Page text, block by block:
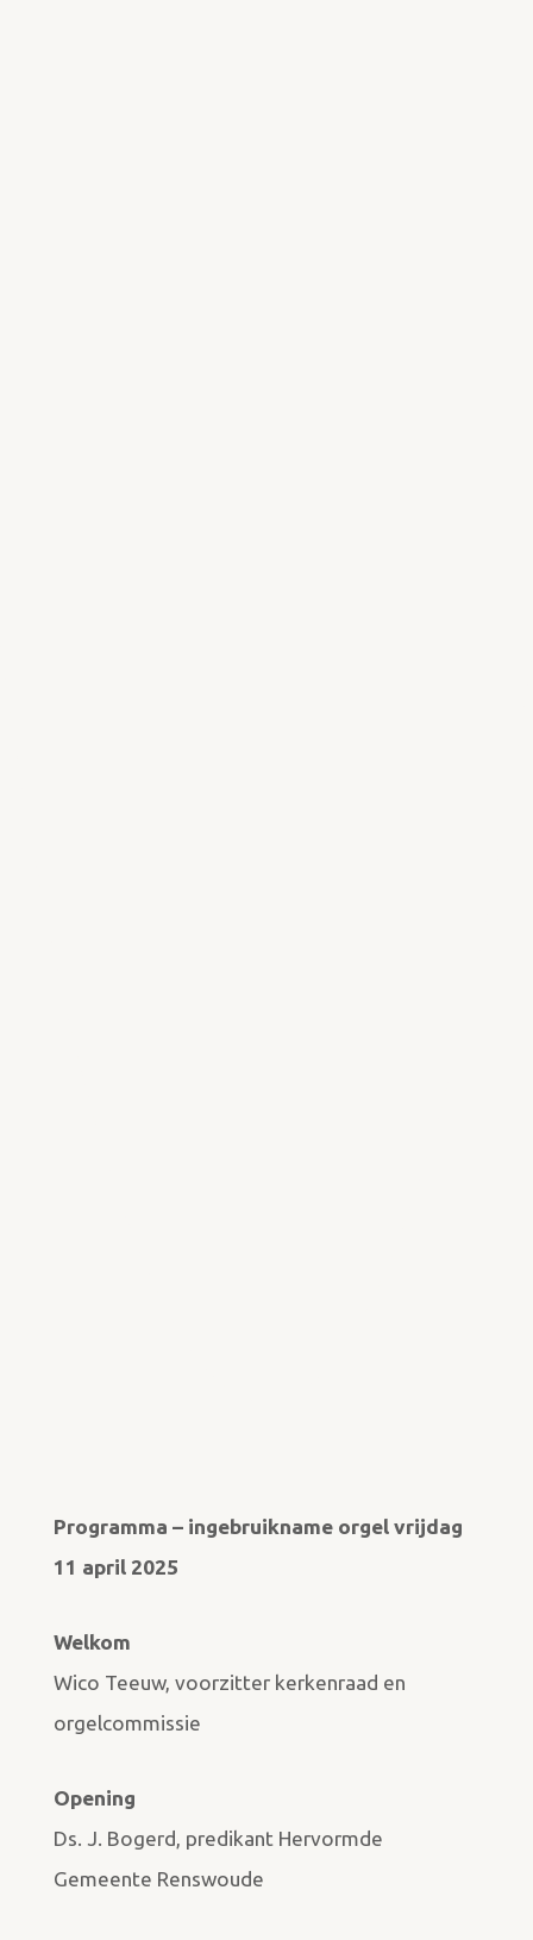
Programma – ingebruikname orgel vrijdag
11 april 2025
Welkom
Wico Teeuw, voorzitter kerkenraad en
orgelcommissie
Opening
Ds. J. Bogerd, predikant Hervormde
Gemeente Renswoude